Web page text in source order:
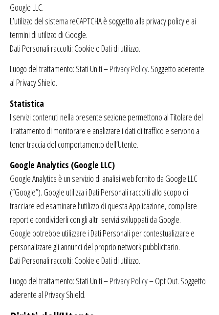
Google LLC.
L’utilizzo del sistema reCAPTCHA è soggetto alla privacy policy e ai
termini di utilizzo di Google.
Dati Personali raccolti: Cookie e Dati di utilizzo.
Luogo del trattamento: Stati Uniti –Privacy Policy. Soggetto aderente
al Privacy Shield.
Statistica
I servizi contenuti nella presente sezione permettono al Titolare del
Trattamento di monitorare e analizzare i dati di traffico e servono a
tener traccia del comportamento dell’Utente.
Google Analytics (Google LLC)
Google Analytics è un servizio di analisi web fornito da Google LLC
(“Google”). Google utilizza i Dati Personali raccolti allo scopo di
tracciare ed esaminare l’utilizzo di questa Applicazione, compilare
report e condividerli con gli altri servizi sviluppati da Google.
Google potrebbe utilizzare i Dati Personali per contestualizzare e
personalizzare gli annunci del proprio network pubblicitario.
Dati Personali raccolti: Cookie e Dati di utilizzo.
Luogo del trattamento: Stati Uniti –Privacy Policy– Opt Out. Soggetto
aderente al Privacy Shield.